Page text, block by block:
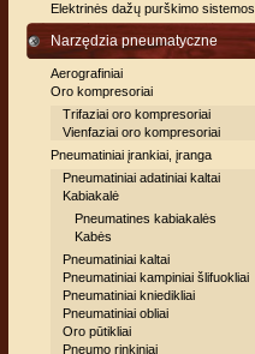
Elektrinės dažų purškimo sistemos
Narzędzia pneumatyczne
Aerografiniai
Oro kompresoriai
Trifaziai oro kompresoriai
Vienfaziai oro kompresoriai
Pneumatiniai įrankiai, įranga
Pneumatiniai adatiniai kaltai
Kabiakalė
Pneumatines kabiakalės
Kabės
Pneumatiniai kaltai
Pneumatiniai kampiniai šlifuokliai
Pneumatiniai kniedikliai
Pneumatiniai obliai
Oro pūtikliai
Pneumo rinkiniai